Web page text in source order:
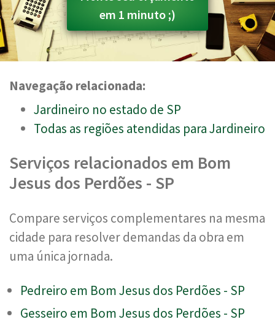
em 1 minuto ;)
Navegação relacionada:
Jardineiro no estado de SP
Todas as regiões atendidas para Jardineiro
Serviços relacionados em Bom
Jesus dos Perdões - SP
Compare serviços complementares na mesma
cidade para resolver demandas da obra em
uma única jornada.
Pedreiro em Bom Jesus dos Perdões - SP
Gesseiro em Bom Jesus dos Perdões - SP